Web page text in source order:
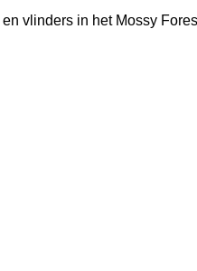
vlinders in het Mossy